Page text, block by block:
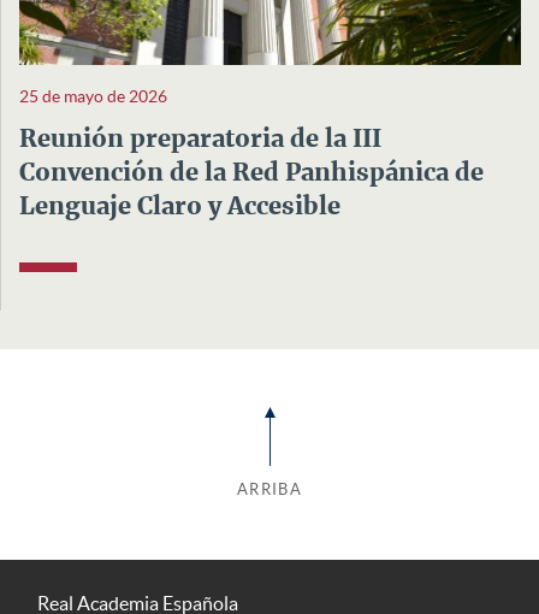
25 de mayo de 2026
Reunión preparatoria de la III
Convención de la Red Panhispánica de
Lenguaje Claro y Accesible
ARRIBA
Real Academia Española